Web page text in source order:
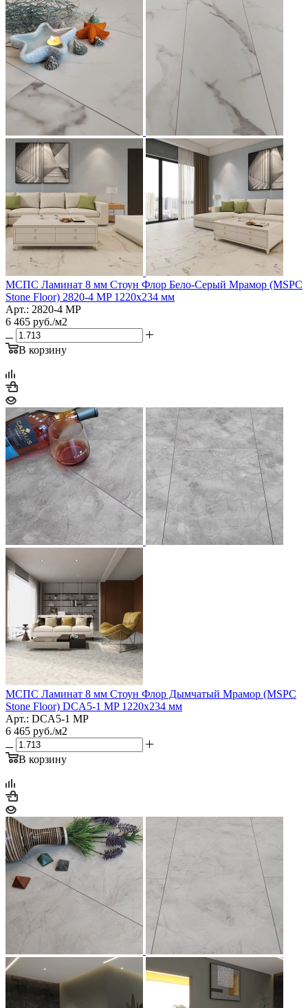
МСПС Ламинат 8 мм Стоун Флор Бело-Серый Мрамор (MSPC
Stone Floor) 2820-4 MP 1220х234 мм
Арт.: 2820-4 MP
6 465 руб./м2
В корзину
МСПС Ламинат 8 мм Стоун Флор Дымчатый Мрамор (MSPC
Stone Floor) DCA5-1 MP 1220х234 мм
Арт.: DCA5-1 MP
6 465 руб./м2
В корзину